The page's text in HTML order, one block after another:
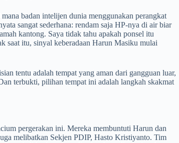
badan intelijen dunia menggunakan perangkat
sangat sederhana: rendam saja HP-nya di air biar
kantong. Saya tidak tahu apakah ponsel itu
saat itu, sinyal keberadaan Harun Masiku mulai
tentu adalah tempat yang aman dari gangguan luar,
terbukti, pilihan tempat ini adalah langkah skakmat
pergerakan ini. Mereka membuntuti Harun dan
melibatkan Sekjen PDIP, Hasto Kristiyanto. Tim